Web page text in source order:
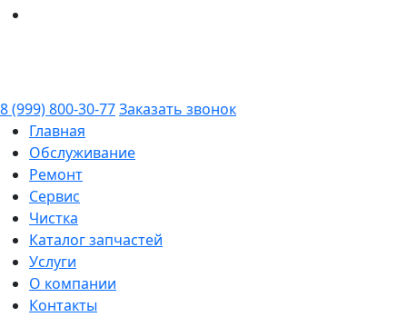
8 (999) 800-30-77Заказать звонок
Главная
Обслуживание
Ремонт
Сервис
Чистка
Каталог запчастей
Услуги
О компании
Контакты